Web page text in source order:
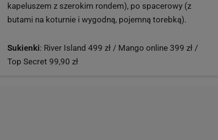
kapeluszem z szerokim rondem), po spacerowy (z
butami na koturnie i wygodną, pojemną torebką).
Sukienki: River Island 499 zł / Mango online 399 zł /
Top Secret 99,90 zł